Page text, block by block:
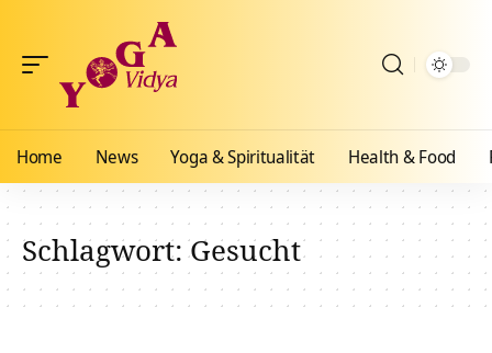
Home News Yoga & Spiritualität Health & Food
Schlagwort:Gesucht